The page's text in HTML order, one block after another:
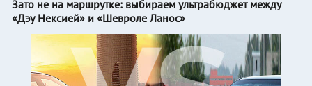
Зато не на маршрутке: выбираем ультрабюджет между
«Дэу Нексией» и «Шевроле Ланос»